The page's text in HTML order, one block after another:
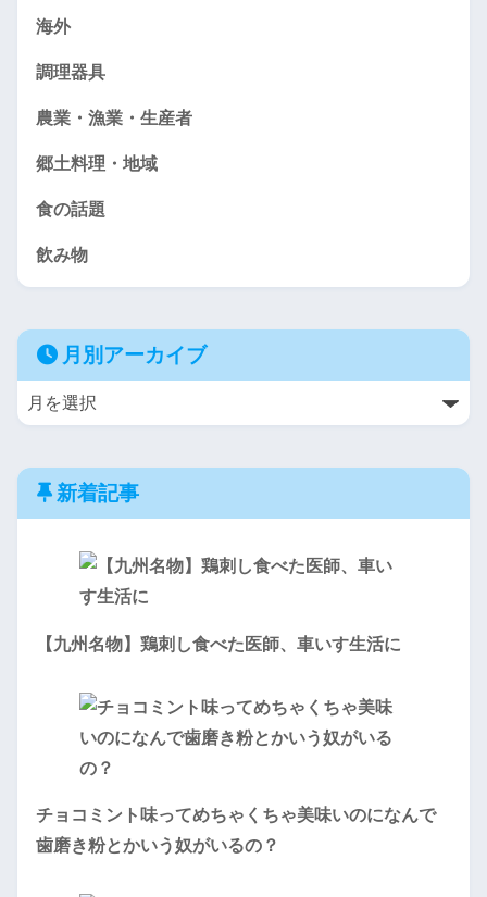
海外
調理器具
農業・漁業・生産者
郷土料理・地域
食の話題
飲み物
月別アーカイブ
新着記事
【九州名物】鶏刺し食べた医師、車いす生活に
チョコミント味ってめちゃくちゃ美味いのになんで
歯磨き粉とかいう奴がいるの？